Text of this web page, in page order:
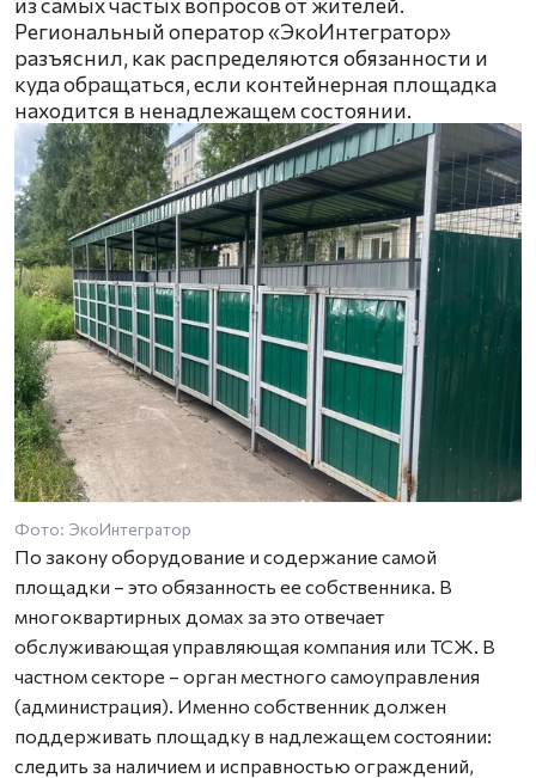
Региональный оператор «ЭкоИнтегратор»
разъяснил, как распределяются обязанности и
куда обращаться, если контейнерная площадка
находится в ненадлежащем состоянии.
Фото: ЭкоИнтегратор
По закону оборудование и содержание самой
площадки – это обязанность ее собственника. В
многоквартирных домах за это отвечает
обслуживающая управляющая компания или ТСЖ. В
частном секторе – орган местного самоуправления
(администрация). Именно собственник должен
поддерживать площадку в надлежащем состоянии:
следить за наличием и исправностью ограждений,